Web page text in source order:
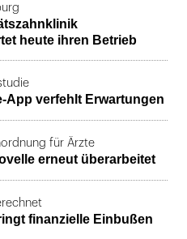
heute ihren Betrieb
App verfehlt Erwartungen
für Ärzte
erneut überarbeitet
finanzielle Einbußen